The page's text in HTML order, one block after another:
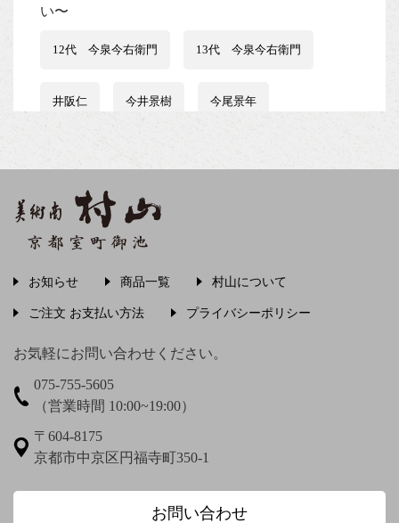
い〜
12代 今泉今右衛門 13代 今泉今右衛門
井阪仁 今井景樹 今尾景年
石田波郷 石黒宗麿
梅渓通治
圓珠庵羅城
お知らせ 商品一覧 村山について
ご注文 お支払い方法 プライバシーポリシー
お気軽にお問い合わせください。
075-755-5605
（営業時間 10:00~19:00）
〒604-8175
京都市中京区円福寺町350-1
お問い合わせ